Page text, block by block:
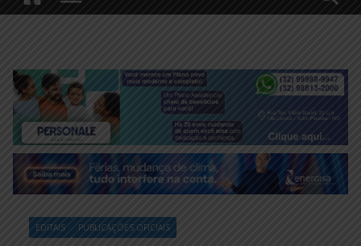
EDITAIS PUBLICAÇÕES OFICIAIS